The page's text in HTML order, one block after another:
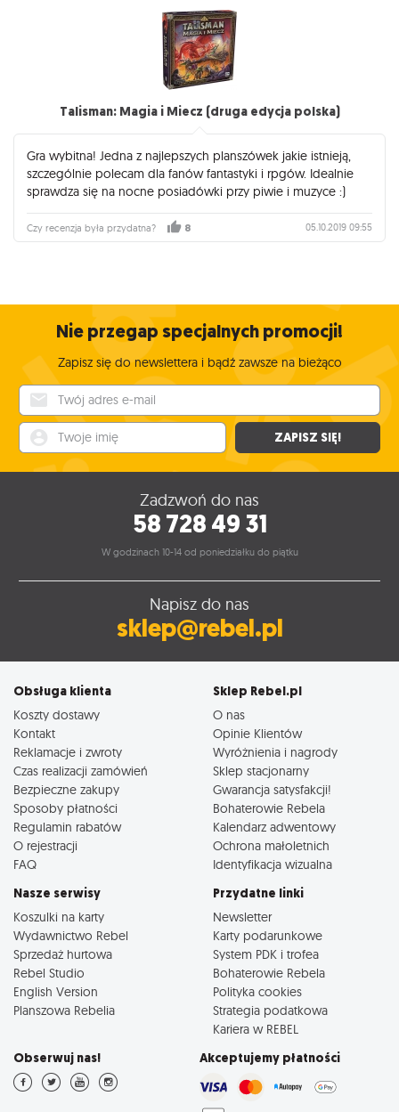
Talisman: Magia i Miecz (druga edycja polska)
Gra wybitna! Jedna z najlepszych planszówek jakie istnieją,
szczególnie polecam dla fanów fantastyki i rpgów. Idealnie
sprawdza się na nocne posiadówki przy piwie i muzyce :)
Czy recenzja była przydatna? 8 05.10.2019 09:55
Nie przegap specjalnych promocji!
Zapisz się do newslettera i bądź zawsze na bieżąco
ZAPISZ SIĘ!
Zadzwoń do nas
58 728 49 31
W godzinach 10-14 od poniedziałku do piątku
Napisz do nas
sklep@rebel.pl
Obsługa klienta
Koszty dostawy
Kontakt
Reklamacje i zwroty
Czas realizacji zamówień
Bezpieczne zakupy
Sposoby płatności
Regulamin rabatów
O rejestracji
FAQ
Sklep Rebel.pl
O nas
Opinie Klientów
Wyróżnienia i nagrody
Sklep stacjonarny
Gwarancja satysfakcji!
Bohaterowie Rebela
Kalendarz adwentowy
Ochrona małoletnich
Identyfikacja wizualna
Nasze serwisy
Koszulki na karty
Wydawnictwo Rebel
Sprzedaż hurtowa
Rebel Studio
English Version
Planszowa Rebelia
Przydatne linki
Newsletter
Karty podarunkowe
System PDK i trofea
Bohaterowie Rebela
Polityka cookies
Strategia podatkowa
Kariera w REBEL
Obserwuj nas! Akceptujemy płatności